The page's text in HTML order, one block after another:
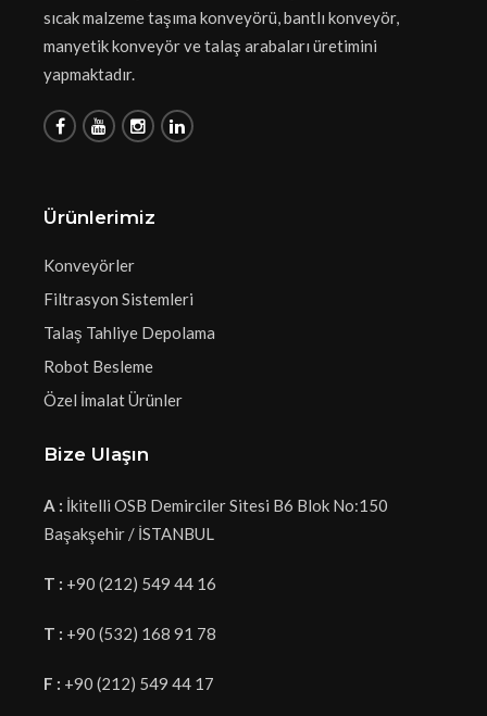
sıcak malzeme taşıma konveyörü, bantlı konveyör,
manyetik konveyör ve talaş arabaları üretimini
yapmaktadır.
Ürünlerimiz
Konveyörler
Filtrasyon Sistemleri
Talaş Tahliye Depolama
Robot Besleme
Özel İmalat Ürünler
Bize Ulaşın
A : İkitelli OSB Demirciler Sitesi B6 Blok No:150
Başakşehir / İSTANBUL
T : +90 (212) 549 44 16
T : +90 (532) 168 91 78
F : +90 (212) 549 44 17